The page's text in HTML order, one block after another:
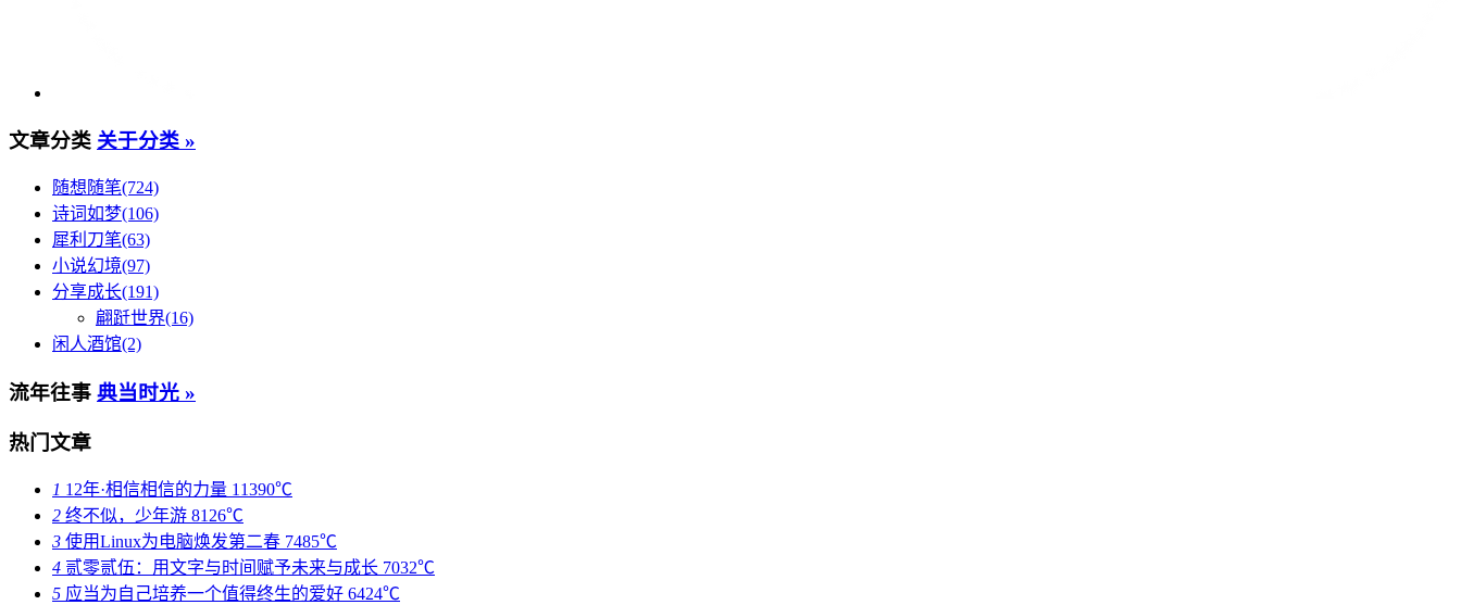
文章分类 关于分类 »
随想随笔(724)
诗词如梦(106)
犀利刀笔(63)
小说幻境(97)
分享成长(191)
翩跹世界(16)
闲人酒馆(2)
流年往事 典当时光 »
热门文章
1 12年·相信相信的力量 11390℃
2 终不似，少年游 8126℃
3 使用Linux为电脑焕发第二春 7485℃
4 贰零贰伍：用文字与时间赋予未来与成长 7032℃
5 应当为自己培养一个值得终生的爱好 6424℃